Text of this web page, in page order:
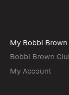
My Bobbi Brown
Bobbi Brown
My Account